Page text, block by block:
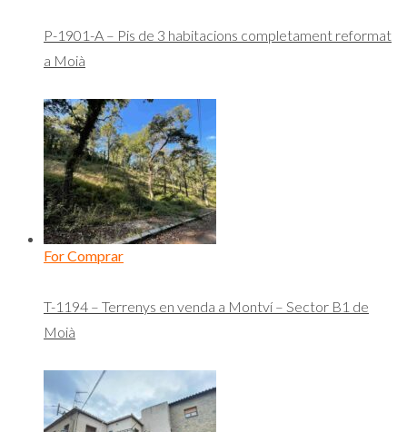
P-1901-A – Pis de 3 habitacions completament reformat
a Moià
For Comprar
T-1194 – Terrenys en venda a Montví – Sector B1 de
Moià